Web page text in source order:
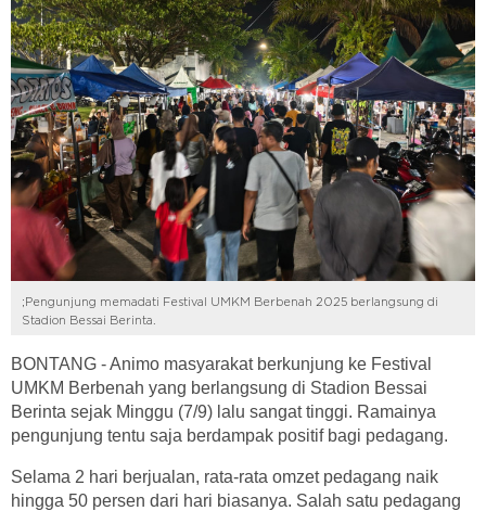
;Pengunjung memadati Festival UMKM Berbenah 2025 berlangsung di
Stadion Bessai Berinta.
BONTANG - Animo masyarakat berkunjung ke Festival
UMKM Berbenah yang berlangsung di Stadion Bessai
Berinta sejak Minggu (7/9) lalu sangat tinggi. Ramainya
pengunjung tentu saja berdampak positif bagi pedagang.
Selama 2 hari berjualan, rata-rata omzet pedagang naik
hingga 50 persen dari hari biasanya. Salah satu pedagang